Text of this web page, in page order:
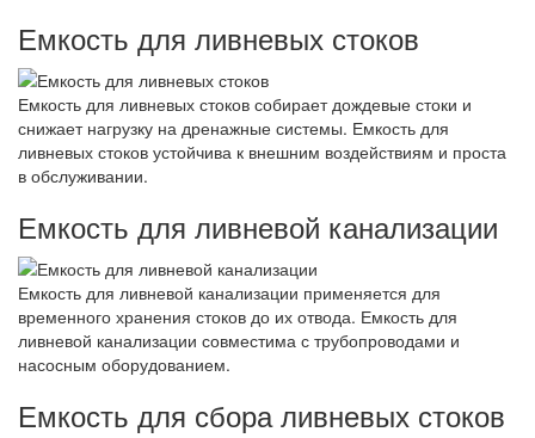
Емкость для ливневых стоков
Емкость для ливневых стоков собирает дождевые стоки и
снижает нагрузку на дренажные системы. Емкость для
ливневых стоков устойчива к внешним воздействиям и проста
в обслуживании.
Емкость для ливневой канализации
Емкость для ливневой канализации применяется для
временного хранения стоков до их отвода. Емкость для
ливневой канализации совместима с трубопроводами и
насосным оборудованием.
Емкость для сбора ливневых стоков